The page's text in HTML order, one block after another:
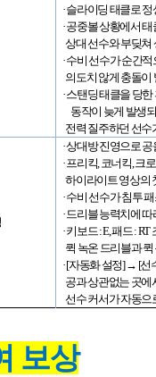
· 슬라이딩 태클로
· 공중볼 상황에서
상대 선수와 부딪쳐
· 수비 선수가 순간
의도치 않게 충돌이
· 스탠딩 태클을 당
동작이 늦게 발생
전력 질주하던 선수
· 상대방 진영으로
· 프리킥,코너킥,크
하이라이트 영상의
· 수비 선수가 침투
· 드리블 능력치에
· 키보드: E,패드: RT
퀵 녹온 드리블과
·[자동화 설정]→ [선
공과 상관없는 곳에
선수 커서가 자동으
보상